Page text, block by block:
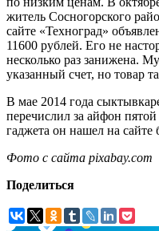
житель Сосногорского
сайте «Техноград»
11600 рублей. Его не
несколько раз занижена.
указанный счет, но товар
В мае 2014 года
перечислил за айфон
гаджета он нашел на сайте
Фото с сайта pixabay.com
Поделиться